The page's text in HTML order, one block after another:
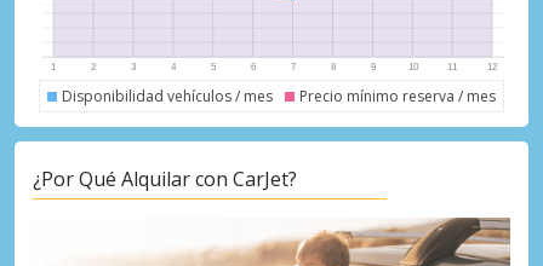
Iniciar sesión con eLink
Disponibilidad vehículos / mes Precio mínimo reserva / mes
¿Por Qué Alquilar con CarJet?